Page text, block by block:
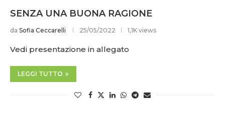
SENZA UNA BUONA RAGIONE
da Sofia Ceccarelli 25/05/2022 1,1K views
Vedi presentazione in allegato
LEGGI TUTTO